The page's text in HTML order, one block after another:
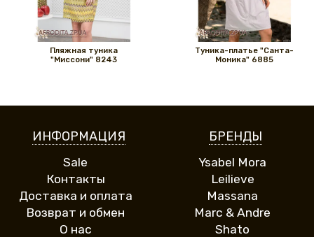
Пляжная туника
"Миссони" 8243
Туника-платье "Санта-
Моника" 6885
ИНФОРМАЦИЯ
Sale
Контакты
Доставка и оплата
Возврат и обмен
О нас
БРЕНДЫ
Ysabel Mora
Leilieve
Massana
Marc & Andre
Shato